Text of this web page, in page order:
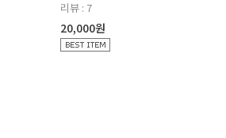
리뷰 : 7
20,000원